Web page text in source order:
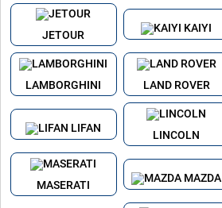
JETOUR
KAIYI
LAMBORGHINI LAND ROVER
LIFAN
LINCOLN
MASERATI
MAZDA